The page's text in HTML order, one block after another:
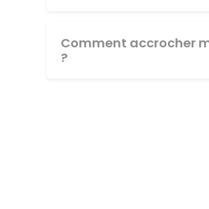
Comment accrocher
?